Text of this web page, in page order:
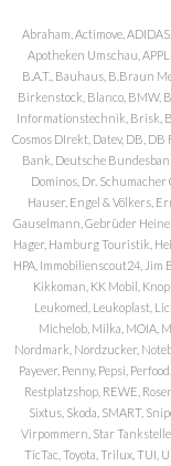
Abraham, Actimove,
Apotheken Umschau,
B.A.T., Bauhaus, B.Braun
Birkenstock, Blanco, BMW,
Informationstechnik, Brisk,
Cosmos DIrekt, Datev, DB,
Bank, Deutsche
Dominos, Dr. Schumacher
Hauser, Engel & Völkers,
Gauselmann, Gebrüder
Hager, Hamburg Touristik,
HPA, Immobilienscout24, Jim
Kikkoman, KK Mobil,
Leukomed, Leukoplast,
Michelob, Milka, MOIA,
Nordmark, Nordzucker,
Payever, Penny, Pepsi,
Restplatzshop, REWE,
Sixtus, Skoda, SMART,
Virpommern, Star
TicTac, Toyota, Trilux, TUI,